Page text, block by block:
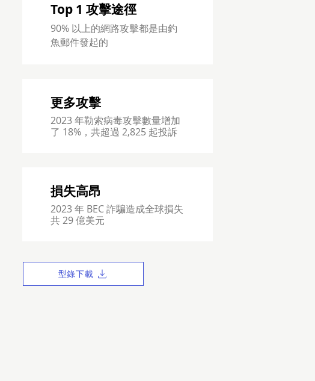
Top 1 攻擊途徑
90% 以上的網路攻擊都是由釣
魚郵件發起的
更多攻擊
2023 年勒索病毒攻擊數量增加
了 18%，共超過 2,825 起投訴
損失高昂
2023 年 BEC 詐騙造成全球損失
共 29 億美元
型錄下載